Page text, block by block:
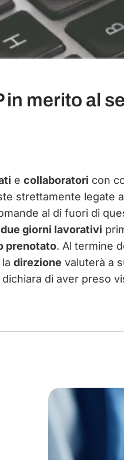
merito al
e collaboratori con
strettamente legate
al di fuori di
due giorni lavorativi
prenotato. Al termine
direzione valuterà a
dichiara di aver preso